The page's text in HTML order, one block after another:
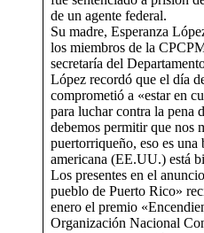
de un agente federal.
Su madre, Esperanza
los miembros de la
secretaría del
López recordó que el día
comprometió a «estar en
para luchar contra la pena
debemos permitir que nos
puertorriqueño, eso es una
americana (EE.UU.) está
Los presentes en el
pueblo de Puerto Rico»
enero el premio
Organización Nacional